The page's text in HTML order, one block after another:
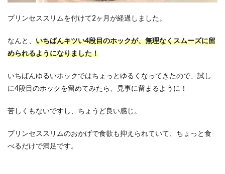
プリンセススリムを付けて2ヶ月が経過しました。
なんと、 いちばんキツい4段目のホックが、無理なくスムーズに留
められるようになりました！
いちばんゆるいホックではちょっとゆるくなってきたので、試し
に4段目のホックを留めてみたら、見事に留まるように！
苦しくもないですし、ちょうど良い感じ。
プリンセススリムのおかげで食欲も抑えられていて、ちょっと食
べるだけで満足です。